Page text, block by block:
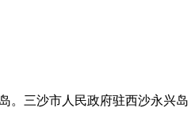
三沙市人民政府驻西沙永兴岛